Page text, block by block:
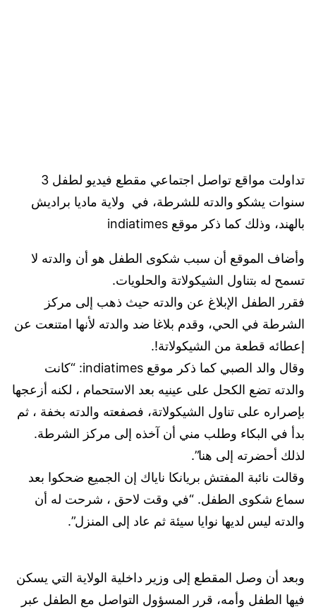
تداولت مواقع تواصل اجتماعي مقطع فيديو لطفل 3
سنوات يشكو والدته للشرطة، في ولاية ماديا براديش
بالهند، وذلك كما ذكر موقع indiatimes
وأضاف الموقع أن سبب شكوى الطفل هو أن والدته لا
تسمح له بتناول الشيكولاتة والحلويات.
فقرر الطفل الإبلاغ عن والدته حيث ذهب إلى مركز
الشرطة في الحي، وقدم بلاغا ضد والدته لأنها امتنعت عن
إعطائه قطعة من الشيكولاتة!.
وقال والد الصبي كما ذكر موقع indiatimes: “كانت
والدته تضع الكحل على عينيه بعد الاستحمام ، لكنه أزعجها
بإصراره على تناول الشيكولاتة، فصفعته والدته بخفة ، ثم
بدأ في البكاء وطلب مني أن آخذه إلى مركز الشرطة.
لذلك أحضرته إلى هنا”.
وقالت نائبة المفتش بريانكا ناياك إن الجميع ضحكوا بعد
سماع شكوى الطفل. “في وقت لاحق ، شرحت له أن
والدته ليس لديها نوايا سيئة ثم عاد إلى المنزل”.
وبعد أن وصل المقطع إلى وزير داخلية الولاية التي يسكن
فيها الطفل وأمه، قرر المسؤول التواصل مع الطفل عبر